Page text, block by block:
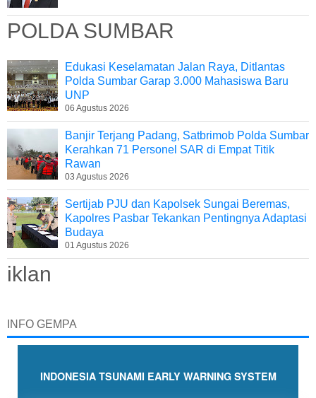
POLDA SUMBAR
Edukasi Keselamatan Jalan Raya, Ditlantas
Polda Sumbar Garap 3.000 Mahasiswa Baru
UNP
06 Agustus 2026
Banjir Terjang Padang, Satbrimob Polda Sumbar
Kerahkan 71 Personel SAR di Empat Titik
Rawan
03 Agustus 2026
Sertijab PJU dan Kapolsek Sungai Beremas,
Kapolres Pasbar Tekankan Pentingnya Adaptasi
Budaya
01 Agustus 2026
iklan
INFO GEMPA